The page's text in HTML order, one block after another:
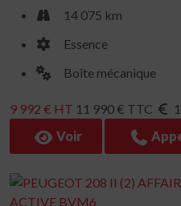
14 075 km
Essence
Boîte mécanique
9 992 € HT 11 990 € TTC
Voir